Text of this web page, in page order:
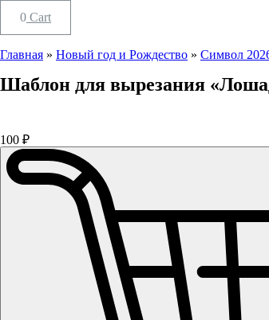
0 Cart
Главная » Новый год и Рождество » Символ
Шаблон для вырезания
100 ₽
Количество
товара
Шаблон